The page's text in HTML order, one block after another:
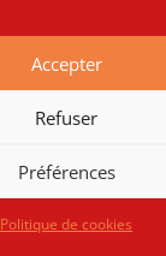
Accepter
Refuser
Préférences
Politique de cookies
mentions légales